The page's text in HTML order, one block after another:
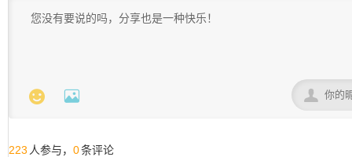
  
223 人参与， 0条评论